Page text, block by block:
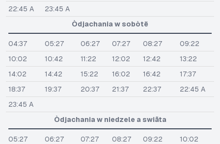
22:45 A
23:45 A
Òdjachania w sobòtë
04:37 05:27 06:27 07:27 08:27
09:22
10:02
10:42 11:22 12:02 12:42
13:22
14:02
14:42 15:22 16:02 16:42
17:37
18:37
19:37 20:37 21:37 22:37
22:45 A
23:45 A
Òdjachania w niedzele a swiãta
05:27 06:27 07:27 08:27 09:22
10:02